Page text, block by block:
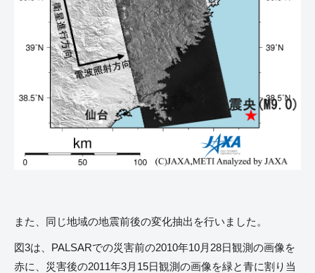
また、同じ地域の地震前後の変化抽出を行いました。
図3は、PALSARでの災害前の2010年10月28日観測の画像を
赤に、災害後の2011年3月15日観測の画像を緑と青に割り当